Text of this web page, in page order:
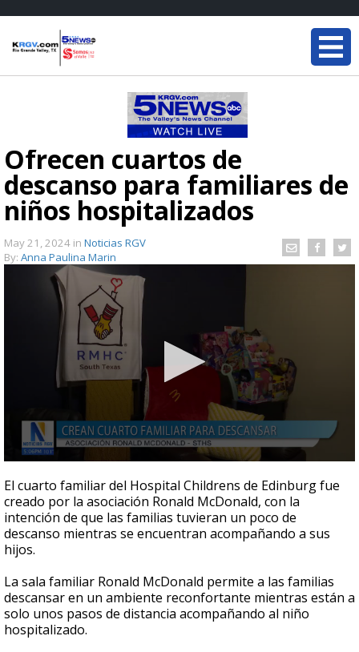
Ofrecen cuartos de
descanso para familiares de
niños hospitalizados
May 21, 2024 in Noticias RGV
By: Anna Paulina Marin
seconds
of
2
minutes,
23
seconds
El cuarto familiar del Hospital Childrens de Edinburg fue
creado por la asociación Ronald McDonald, con la
intención de que las familias tuvieran un poco de
descanso mientras se encuentran acompañando a sus
hijos.
La sala familiar Ronald McDonald permite a las familias
descansar en un ambiente reconfortante mientras están a
solo unos pasos de distancia acompañando al niño
hospitalizado.